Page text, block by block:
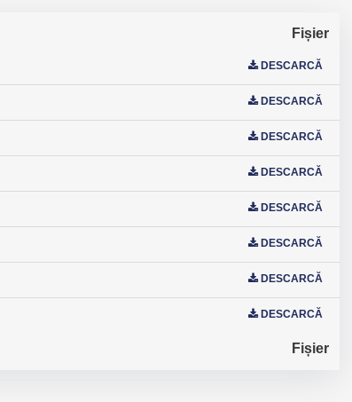
Fișier
DESCARCĂ
DESCARCĂ
DESCARCĂ
DESCARCĂ
DESCARCĂ
DESCARCĂ
DESCARCĂ
DESCARCĂ
Fișier